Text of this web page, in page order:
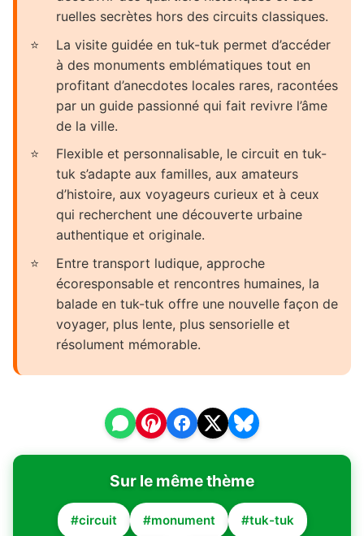
ruelles secrètes hors des circuits classiques.
La visite guidée en tuk-tuk permet d’accéder
à des monuments emblématiques tout en
profitant d’anecdotes locales rares, racontées
par un guide passionné qui fait revivre l’âme
de la ville.
Flexible et personnalisable, le circuit en tuk-
tuk s’adapte aux familles, aux amateurs
d’histoire, aux voyageurs curieux et à ceux
qui recherchent une découverte urbaine
authentique et originale.
Entre transport ludique, approche
écoresponsable et rencontres humaines, la
balade en tuk-tuk offre une nouvelle façon de
voyager, plus lente, plus sensorielle et
résolument mémorable.
Sur le même thème
#circuit #monument #tuk-tuk